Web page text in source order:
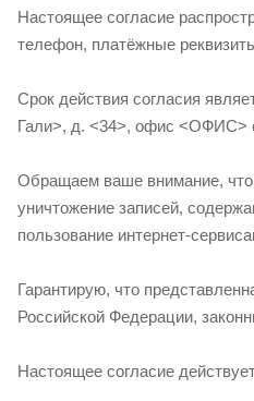
Настоящее согласие
телефон, платёжные
Срок действия согласия
Гали>, д. <34>, офис <ОФИС>
Обращаем ваше внимание, что
уничтожение записей,
пользование интернет-
Гарантирую, что
Российской Федерации,
Настоящее согласие